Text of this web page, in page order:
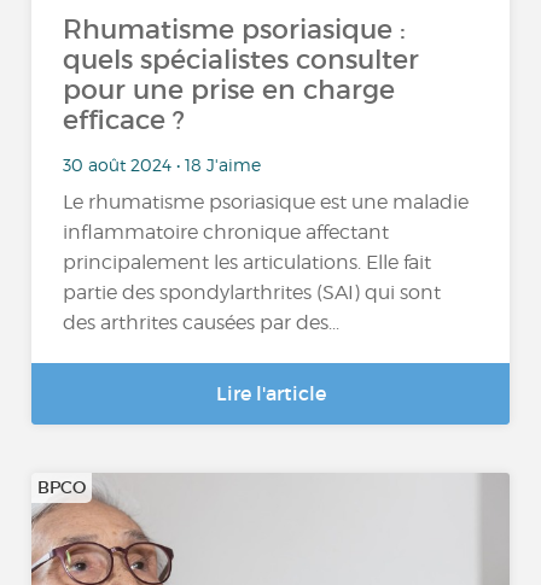
Rhumatisme psoriasique :
quels spécialistes consulter
pour une prise en charge
efficace ?
30 août 2024 • 18 J'aime
Le rhumatisme psoriasique est une maladie
inflammatoire chronique affectant
principalement les articulations. Elle fait
partie des spondylarthrites (SAI) qui sont
des arthrites causées par des...
Lire l'article
BPCO